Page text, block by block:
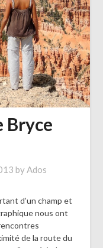
Bryce
byAdos
d’un champ et
nous ont
de la route du